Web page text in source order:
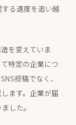
る速度を追い越
を変えていま
特定の企業につ
投稿でなく、
ます。企業が届
した。